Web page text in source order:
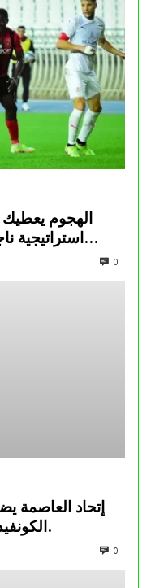
الهجوم
استراتيجية
0
إتحاد
الكونفيدرالية الإفريقية الموسم القادم.
0